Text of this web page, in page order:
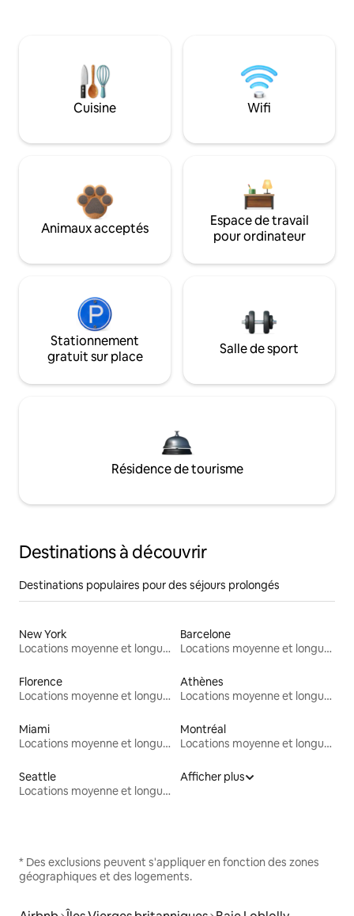
Cuisine Wifi
Animaux acceptés
Espace de travail
pour ordinateur
Stationnement
gratuit sur place
Salle de sport
Résidence de tourisme
Destinations à découvrir
Destinations populaires pour des séjours prolongés
New York
Locations moyenne et longue durée
Barcelone
Locations moyenne et longue durée
Florence
Locations moyenne et longue durée
Athènes
Locations moyenne et longue durée
Miami
Locations moyenne et longue durée
Montréal
Locations moyenne et longue durée
Seattle
Locations moyenne et longue durée
Afficher plus
* Des exclusions peuvent s'appliquer en fonction des zones
géographiques et des logements.